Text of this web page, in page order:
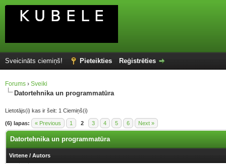
Sveicināts ciemiņš! Pieteikties Reģistrēties
Forums › Sveiki
Datortehnika un programmatūra
Lietotājs(i) kas ir šeit: 1 Ciemiņš(i)
(6) lapas: « Previous 1 2 3 4 5 6 Next »
Datortehnika un programmatūra
Virtene / Autors